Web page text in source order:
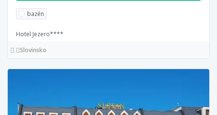
bazén
Hotel Jezero****
Slovinsko